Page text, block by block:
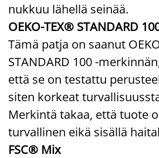
nukkuu lähellä seinää.
OEKO-TEX® STANDARD
Tämä patja on saanut
STANDARD 100 -
että se on testattu
siten korkeat
Merkintä takaa, että tuote
turvallinen eikä sisällä
FSC® Mix